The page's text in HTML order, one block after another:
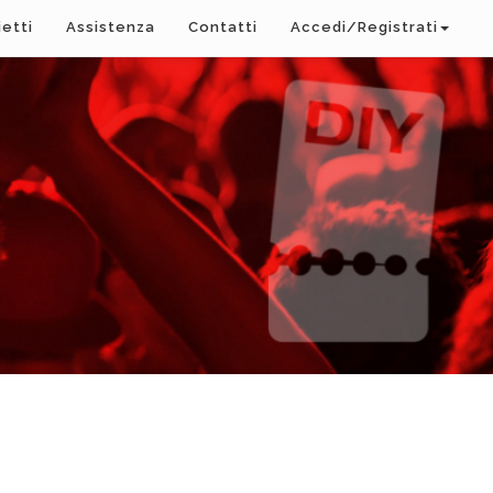
Assistenza Contatti Accedi/Registrati